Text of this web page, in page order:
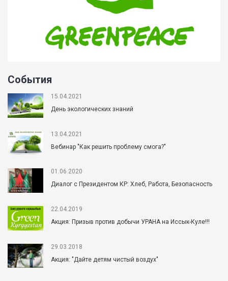
События
15.04.2021
День экологических знаний
13.04.2021
Вебинар "Как решить проблему смога?"
01.06.2020
Диалог с Президентом КР: Хлеб, Работа, Безопасность
22.04.2019
Акция: Призыв против добычи УРАНА на Иссык-Куле!!!
29.03.2018
Акция: "Дайте детям чистый воздух"